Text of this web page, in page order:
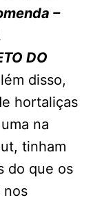
–
DO
disso,
hortaliças
na
tinham
do que os
nos